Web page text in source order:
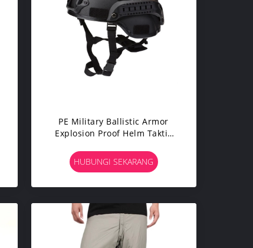
PE Military Ballistic Armor
Explosion Proof Helm Taktis
HUBUNGI SEKARANG